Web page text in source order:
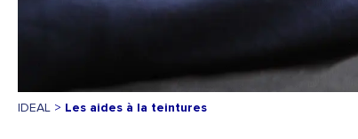
IDEAL > Les aides à la teintures